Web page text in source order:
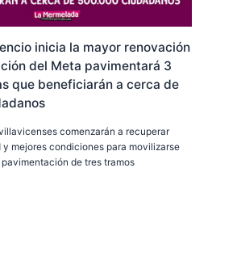
inicia la mayor renovación
del Meta pavimentará 3
que beneficiarán a cerca de
comenzarán a recuperar
y mejores condiciones para movilizarse
de tres tramos